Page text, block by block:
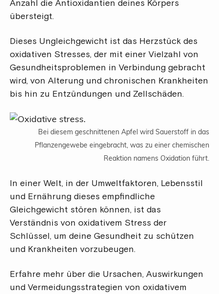
Anzahl die Antioxidantien deines Körpers
übersteigt.
Dieses Ungleichgewicht ist das Herzstück des
oxidativen Stresses, der mit einer Vielzahl von
Gesundheitsproblemen in Verbindung gebracht
wird, von Alterung und chronischen Krankheiten
bis hin zu Entzündungen und Zellschäden.
Bei diesem geschnittenen Apfel wird Sauerstoff in das
Pflanzengewebe eingebracht, was zu einer chemischen
Reaktion namens Oxidation führt.
In einer Welt, in der Umweltfaktoren, Lebensstil
und Ernährung dieses empfindliche
Gleichgewicht stören können, ist das
Verständnis von oxidativem Stress der
Schlüssel, um deine Gesundheit zu schützen
und Krankheiten vorzubeugen.
Erfahre mehr über die Ursachen, Auswirkungen
und Vermeidungsstrategien von oxidativem